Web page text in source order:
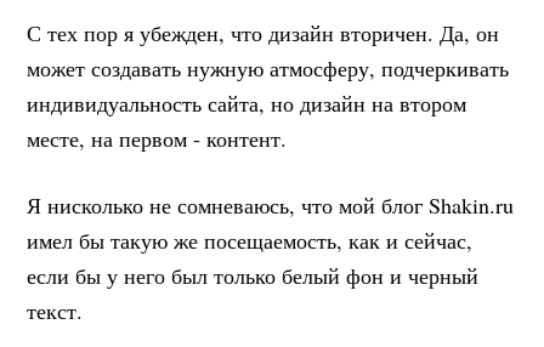
С тех пор я убежден, что дизайн вторичен. Да, он
может создавать нужную атмосферу, подчеркивать
индивидуальность сайта, но дизайн на втором
месте, на первом - контент.
Я нисколько не сомневаюсь, что мой блог Shakin.ru
имел бы такую же посещаемость, как и сейчас,
если бы у него был только белый фон и черный
текст.